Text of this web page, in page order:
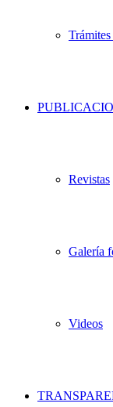
Revistas
Galería
Videos